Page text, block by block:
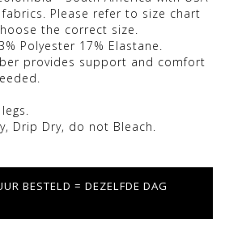
Please refer to size chart
the correct size.
Polyester 17% Elastane.
provides support and comfort
Drip Dry, do not Bleach.
BESTELD = DEZELFDE DAG